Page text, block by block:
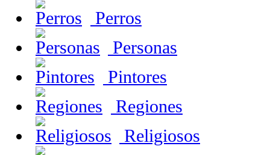
Perros
Personas
Pintores
Regiones
Religiosos